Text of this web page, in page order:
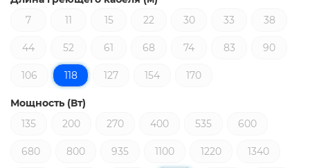
7
11 15 22 30 33 38
44 52 61 68 74 83 90
106 118 127 154 170
Мощность (Вт)
135
200 270 400 535 600
680 800 935 1100 1220 1340